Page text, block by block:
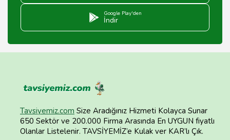
Google Play'den
İndir
Tavsiyemiz.com Size Aradığınız Hizmeti Kolayca Sunar
650 Sektör ve 200.000 Firma Arasında En UYGUN fiyatlı
Olanlar Listelenir. TAVSİYEMİZ’e Kulak ver KAR’lı Çık.